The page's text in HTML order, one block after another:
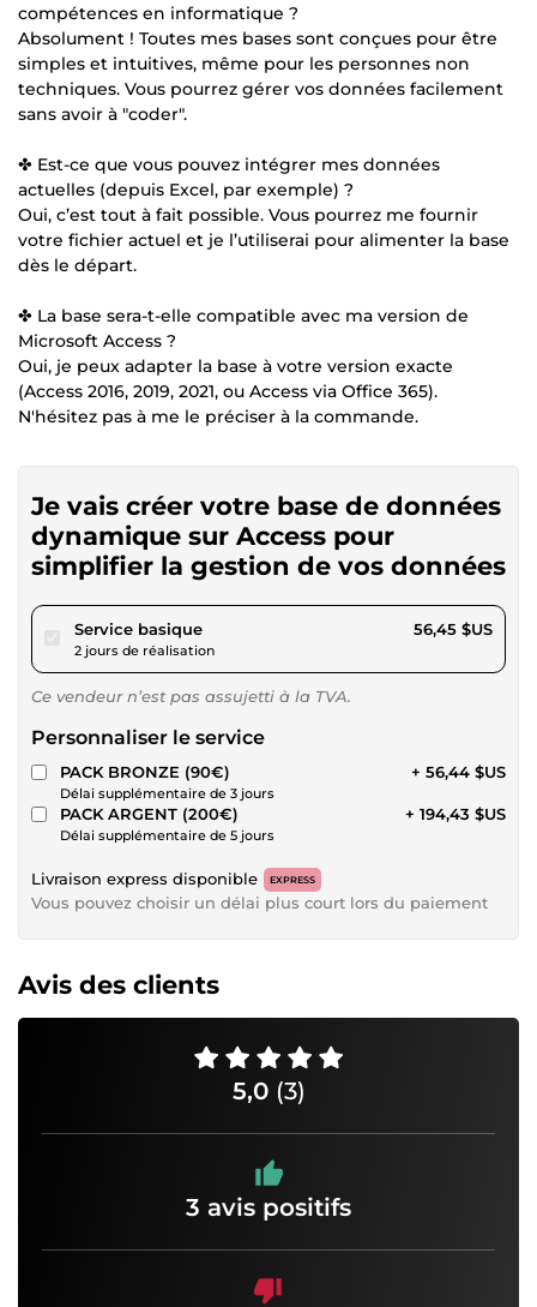
compétences en informatique ?
Absolument ! Toutes mes bases sont conçues pour être
simples et intuitives, même pour les personnes non
techniques. Vous pourrez gérer vos données facilement
sans avoir à "coder".
✤ Est-ce que vous pouvez intégrer mes données
actuelles (depuis Excel, par exemple) ?
Oui, c’est tout à fait possible. Vous pourrez me fournir
votre fichier actuel et je l’utiliserai pour alimenter la base
dès le départ.
✤ La base sera-t-elle compatible avec ma version de
Microsoft Access ?
Oui, je peux adapter la base à votre version exacte
(Access 2016, 2019, 2021, ou Access via Office 365).
N'hésitez pas à me le préciser à la commande.
Je vais créer votre base de données
dynamique sur Access pour
simplifier la gestion de vos données
Service basiquepour 52,02 $US
2 jours de réalisation
56,45 $US
Ce vendeur n’est pas assujetti à la TVA.
Personnaliser le service
PACK BRONZE (90€)
Délai supplémentaire de 3 jours
+ 56,44 $US
PACK ARGENT (200€)
Délai supplémentaire de 5 jours
+ 194,43 $US
Livraison express disponible EXPRESS
Vous pouvez choisir un délai plus court lors du paiement
Avis des clients
5,0 (3)
3 avis positifs